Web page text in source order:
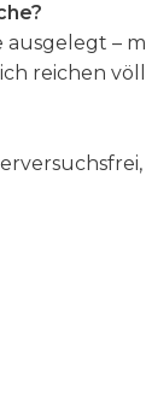
ausgelegt –
reichen